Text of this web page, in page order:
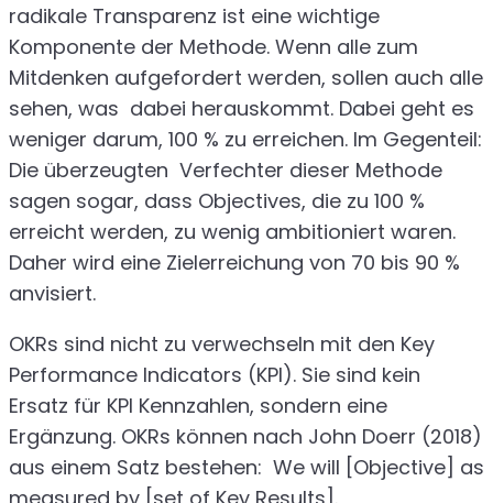
radikale Transparenz ist eine wichtige
Komponente der Methode. Wenn alle zum
Mitdenken aufgefordert werden, sollen auch alle
sehen, was dabei herauskommt. Dabei geht es
weniger darum, 100 % zu erreichen. Im Gegenteil:
Die überzeugten Verfechter dieser Methode
sagen sogar, dass Objectives, die zu 100 %
erreicht werden, zu wenig ambitioniert waren.
Daher wird eine Zielerreichung von 70 bis 90 %
anvisiert.
OKRs sind nicht zu verwechseln mit den Key
Performance Indicators (KPI). Sie sind kein
Ersatz für KPI Kennzahlen, sondern eine
Ergänzung. OKRs können nach John Doerr (2018)
aus einem Satz bestehen: We will [Objective] as